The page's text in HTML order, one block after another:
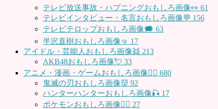
テレビ放送事故・ハプニングおもしろ画像👀 61
テレビインタビュー・名言おもしろ画像💬 156
テレビテロップおもしろ画像🗯 63
半沢直樹おもしろ画像🤜 17
アイドル・芸能人おもしろ画像👯 213
AKB48おもしろ画像💘 33
アニメ・漫画・ゲームおもしろ画像🧚‍♀️ 680
鬼滅の刃おもしろ画像👹 92
ハンターハンターおもしろ画像🎣 17
ポケモンおもしろ画像🤹‍♂️ 27